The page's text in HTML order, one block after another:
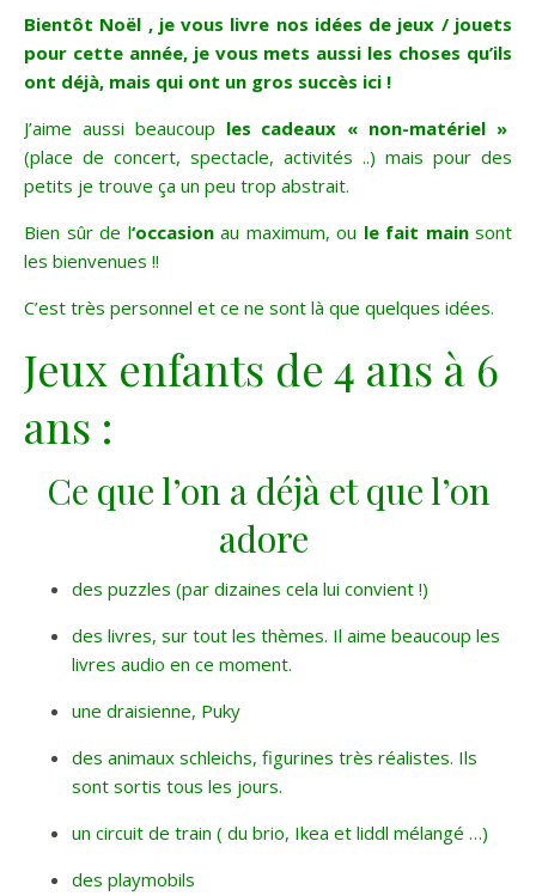
Bientôt Noël , je vous livre nos idées de jeux / jouets
pour cette année, je vous mets aussi les choses qu’ils
ont déjà, mais qui ont un gros succès ici !
J’aime aussi beaucoup les cadeaux « non-matériel »
(place de concert, spectacle, activités ..) mais pour des
petits je trouve ça un peu trop abstrait.
Bien sûr de l‘occasionau maximum, ou le fait mainsont
les bienvenues !!
C’est très personnel et ce ne sont là que quelques idées.
Jeux enfants de 4 ans à 6
ans :
Ce que l’on a déjà et que l’on
adore
des puzzles (par dizaines cela lui convient !)
des livres, sur tout les thèmes. Il aime beaucoup les
livres audio en ce moment.
une draisienne, Puky
des animaux schleichs, figurines très réalistes. Ils
sont sortis tous les jours.
un circuit de train ( du brio, Ikea et liddl mélangé …)
des playmobils